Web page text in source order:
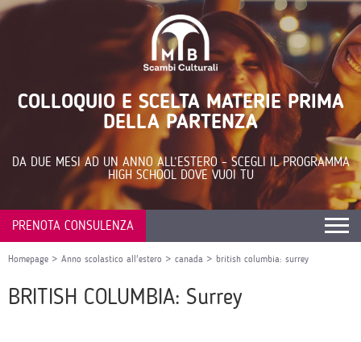
COLLOQUIO E SCELTA MATERIE PRIMA
DELLA PARTENZA
DA DUE MESI AD UN ANNO ALL’ESTERO – SCEGLI IL PROGRAMMA
HIGH SCHOOL DOVE VUOI TU
PRENOTA CONSULENZA
Homepage > Anno scolastico all'estero > canada > british columbia: surrey
BRITISH COLUMBIA: Surrey